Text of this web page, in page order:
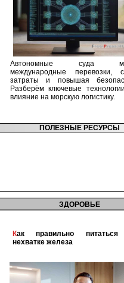
Автономные суда
международные перевозки,
затраты и повышая
Разберём ключевые
влияние на морскую логистику.
ПОЛЕЗНЫЕ РЕСУРСЫ
ЗДОРОВЬЕ
Как правильно питаться при
нехватке железа